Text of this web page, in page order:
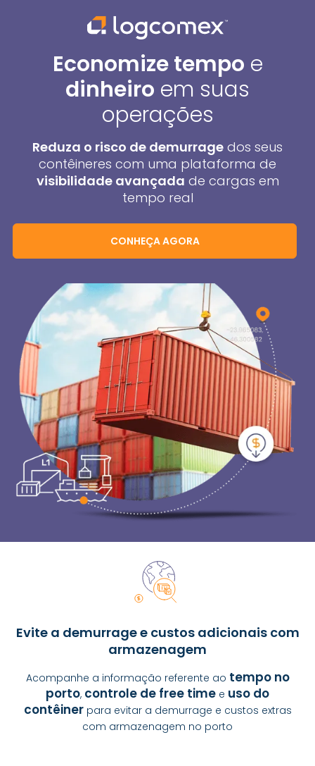
Economize tempo e
dinheiro em suas
operações
Reduza o risco de demurrage dos seus
contêineres com uma plataforma de
visibilidade avançada de cargas em
tempo real
CONHEÇA AGORA
Evite a demurrage e custos adicionais com
armazenagem
Acompanhe a informação referente ao tempo no
porto, controle de free time e uso do
contêinerpara evitar a demurrage e custos extras
com armazenagem no porto